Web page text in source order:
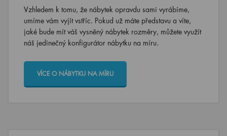
Vzhledem k tomu, že nábytek opravdu sami vyrábíme,
umíme vám vyjít vstříc. Pokud už máte představu a víte,
jaké bude mít váš vysněný nábytek rozměry, můžete využít
náš jedinečný konfigurátor nábytku na míru.
VÍCE O NÁBYTKU NA MÍRU